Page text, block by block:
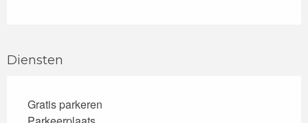
Diensten
Gratis parkeren